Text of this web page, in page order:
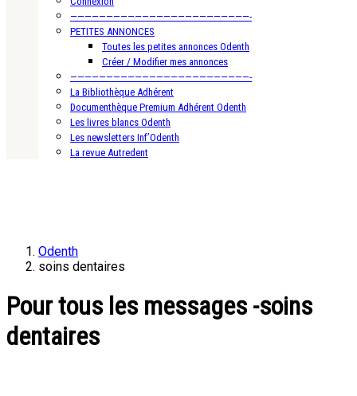
—————————————————————————-
PETITES ANNONCES
Toutes les petites annonces Odenth
Créer / Modifier mes annonces
—————————————————————————-
La Bibliothèque Adhérent
Documenthèque Premium Adhérent Odenth
Les livres blancs Odenth
Les newsletters Inf’Odenth
La revue Autredent
Odenth
soins dentaires
Pour tous les messages -soins
dentaires